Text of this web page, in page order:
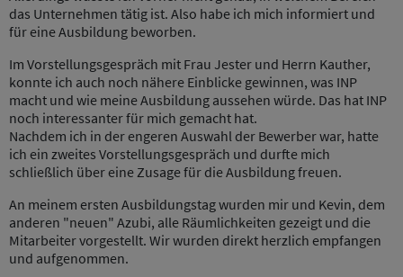
das Unternehmen tätig ist. Also habe ich mich informiert und
für eine Ausbildung beworben.
Im Vorstellungsgespräch mit Frau Jester und Herrn Kauther,
konnte ich auch noch nähere Einblicke gewinnen, was INP
macht und wie meine Ausbildung aussehen würde. Das hat INP
noch interessanter für mich gemacht hat.
Nachdem ich in der engeren Auswahl der Bewerber war, hatte
ich ein zweites Vorstellungsgespräch und durfte mich
schließlich über eine Zusage für die Ausbildung freuen.
An meinem ersten Ausbildungstag wurden mir und Kevin, dem
anderen "neuen" Azubi, alle Räumlichkeiten gezeigt und die
Mitarbeiter vorgestellt. Wir wurden direkt herzlich empfangen
und aufgenommen.